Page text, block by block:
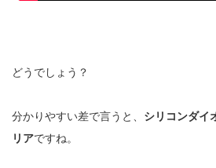
どうでしょう？
分かりやすい差で言うと、 シリコンダイ
リアですね。